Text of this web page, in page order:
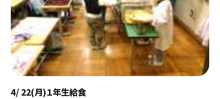
4/ 22(月)１年生給食